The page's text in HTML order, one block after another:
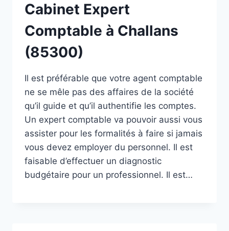
Cabinet Expert
Comptable à Challans
(85300)
Il est préférable que votre agent comptable
ne se mêle pas des affaires de la société
qu’il guide et qu’il authentifie les comptes.
Un expert comptable va pouvoir aussi vous
assister pour les formalités à faire si jamais
vous devez employer du personnel. Il est
faisable d’effectuer un diagnostic
budgétaire pour un professionnel. Il est…